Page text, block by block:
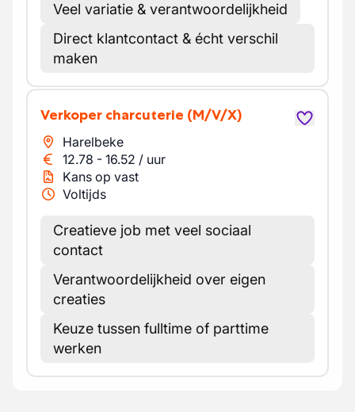
Veel variatie & verantwoordelijkheid
Direct klantcontact & écht verschil
maken
Verkoper charcuterie (M/V/X)
Harelbeke
12.78 - 16.52 / uur
Kans op vast
Voltijds
Creatieve job met veel sociaal
contact
Verantwoordelijkheid over eigen
creaties
Keuze tussen fulltime of parttime
werken